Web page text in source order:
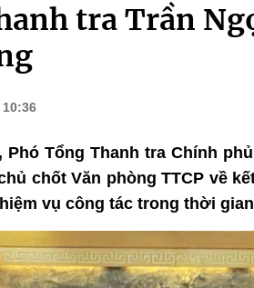
tra Trần
Phó Tổng Thanh tra Chính
chốt Văn phòng TTCP về
vụ công tác trong thời